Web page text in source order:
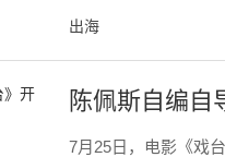
出海
陈佩斯自编自
7月25日，电影《戏